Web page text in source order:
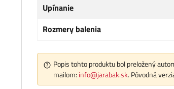
Upínanie
Rozmery balenia
Popis tohto produktu bol preložený
mailom: info@jarabak.sk. Pôvodná